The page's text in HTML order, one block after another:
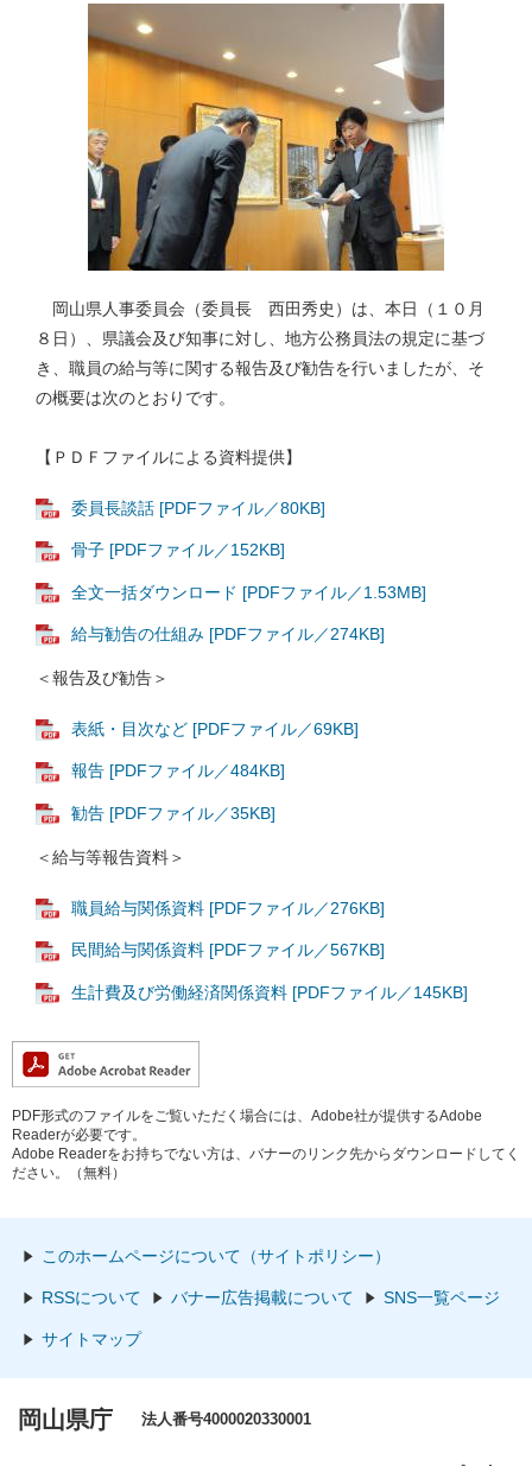
岡山県人事委員会（委員長 西田秀史）は、本日（１０月
８日）、県議会及び知事に対し、地方公務員法の規定に基づ
き、職員の給与等に関する報告及び勧告を行いましたが、そ
の概要は次のとおりです。
【ＰＤＦファイルによる資料提供】
委員長談話 [PDFファイル／80KB]
骨子 [PDFファイル／152KB]
全文一括ダウンロード [PDFファイル／1.53MB]
給与勧告の仕組み [PDFファイル／274KB]
＜報告及び勧告＞
表紙・目次など [PDFファイル／69KB]
報告 [PDFファイル／484KB]
勧告 [PDFファイル／35KB]
＜給与等報告資料＞
職員給与関係資料 [PDFファイル／276KB]
民間給与関係資料 [PDFファイル／567KB]
生計費及び労働経済関係資料 [PDFファイル／145KB]
PDF形式のファイルをご覧いただく場合には、Adobe社が提供するAdobe
Readerが必要です。
Adobe Readerをお持ちでない方は、バナーのリンク先からダウンロードしてく
ださい。（無料）
このホームページについて（サイトポリシー）
RSSについて バナー広告掲載について SNS一覧ページ
サイトマップ
岡山県庁 法人番号4000020330001